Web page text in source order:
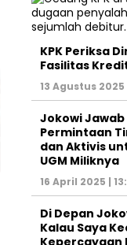
KPK Periksa
Fasilitas
13 Agustus 2025
Jokowi
Permintaan
dan Aktivis
UGM Miliknya
16 April 2025 |
Di Depan
Kalau Saya
Kepercayaan